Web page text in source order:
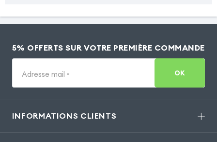
5% OFFERTS SUR VOTRE PREMIÈRE COMMANDE
Adresse mail * OK
INFORMATIONS CLIENTS